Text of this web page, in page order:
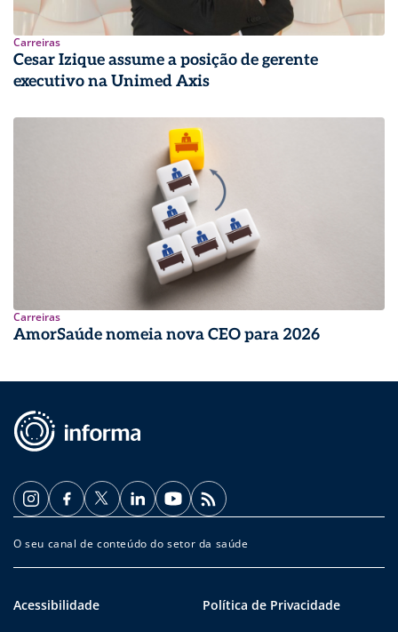
Carreiras
Cesar Izique assume a posição de gerente
executivo na Unimed Axis
Carreiras
AmorSaúde nomeia nova CEO para 2026
O seu canal de conteúdo do setor da saúde
Acessibilidade
Política de Privacidade